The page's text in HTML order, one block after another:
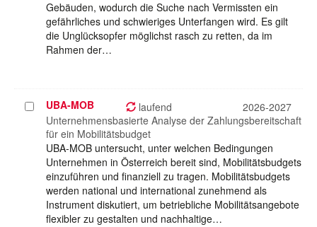
Gebäuden, wodurch die Suche nach Vermissten ein
gefährliches und schwieriges Unterfangen wird. Es gilt
die Unglücksopfer möglichst rasch zu retten, da im
Rahmen der…
Projekt
auswählen
UBA-MOB laufend
2026-2027
Unternehmensbasierte Analyse der Zahlungsbereitschaft
für ein Mobilitätsbudget
UBA-MOB untersucht, unter welchen Bedingungen
Unternehmen in Österreich bereit sind, Mobilitätsbudgets
einzuführen und finanziell zu tragen. Mobilitätsbudgets
werden national und international zunehmend als
Instrument diskutiert, um betriebliche Mobilitätsangebote
flexibler zu gestalten und nachhaltige…